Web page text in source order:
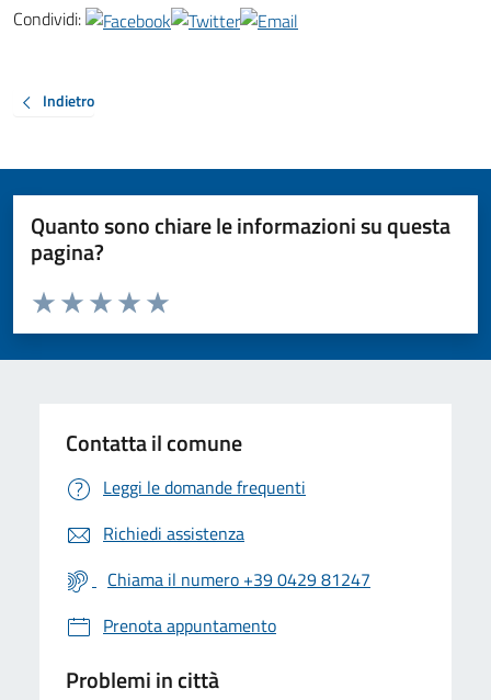
Condividi:
Indietro
Quanto sono chiare le informazioni su questa
pagina?
Valuta da 1 a 5 stelle la pagina
Valuta 5 stelle su 5
Valuta 4 stelle su 5
Valuta 3 stelle su 5
Valuta 2 stelle su 5
Valuta 1 stelle su 5
Contatta il comune
Leggi le domande frequenti
Richiedi assistenza
Chiama il numero +39 0429 81247
Prenota appuntamento
Problemi in città